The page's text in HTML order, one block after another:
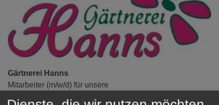
Gärtnerei Hanns
Mitarbeiter (m/w/d) für unsere